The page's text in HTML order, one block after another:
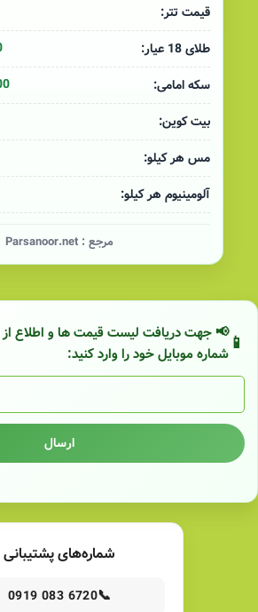
قیمت تتر:
طلای 18 عیار:
سکه امامی:
بیت کوین:
مس هر کیلو:
آلومینیوم هر کیلو:
مرجع : Parsanoor.net
📢 جهت دریافت لیست قیمت ها و اطلاع
شماره موبایل خود را وارد کنید:
ارسال
شماره‌های پشتیبانی
📞
0919 083 6720